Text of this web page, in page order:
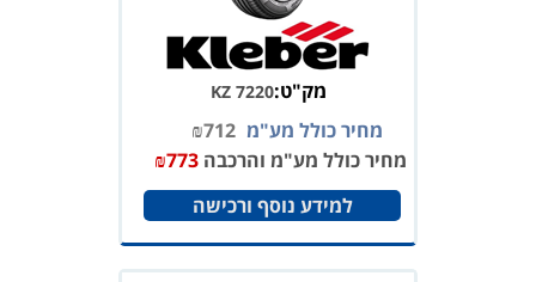
מק"ט:KZ 7220
מחיר כולל מע"מ ₪712
מחיר כולל מע"מ והרכבה
₪773
למידע נוסף ורכישה